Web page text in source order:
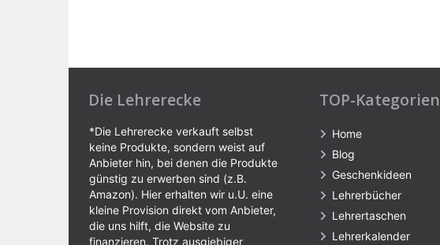
Die Lehrerecke
*Die Lehrerecke verkauft selbst
keine Produkte, sondern weist auf
Anbieter hin, bei denen die Produkte
günstig zu erwerben sind (z.B.
Amazon). Hier erhalten wir u.U. eine
kleine Provision direkt vom Anbieter,
die uns hilft, die Website zu
finanzieren. Trotz ausgiebiger
TOP-Kategorien
Home
Blog
Geschenkideen
Lehrerbücher
Lehrertaschen
Lehrerkalender